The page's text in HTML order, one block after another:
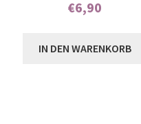
Kundenbewer
€6,90
IN DEN WARENKORB